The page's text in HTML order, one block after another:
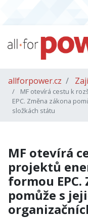
allforpower.cz
MF otevírá cestu k
EPC. Změna zákona
složkách státu
MF otevírá
projektů
formou EPC.
pomůže s